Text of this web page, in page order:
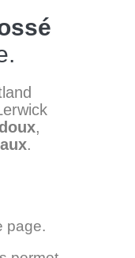
doux,
.
page.